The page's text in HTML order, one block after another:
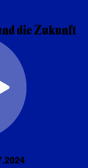
die Zukunft